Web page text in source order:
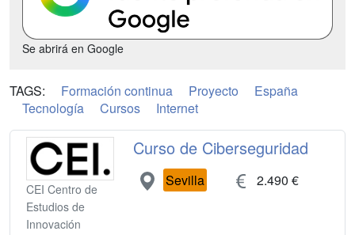
Se abrirá en Google
TAGS: Formación continua Proyecto
España
Tecnología
Cursos Internet
CEI Centro de
Estudios de
Innovación
Curso de Ciberseguridad
Sevilla 2.490 €